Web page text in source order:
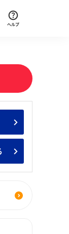
ン人気企業ランキ
ヘルプ